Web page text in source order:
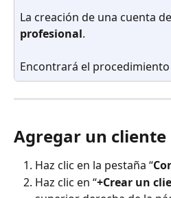
La creación de una cuenta
profesional.
Encontrará el
Agregar un cliente
Haz clic en la pestaña “
Haz clic en “+Crear un